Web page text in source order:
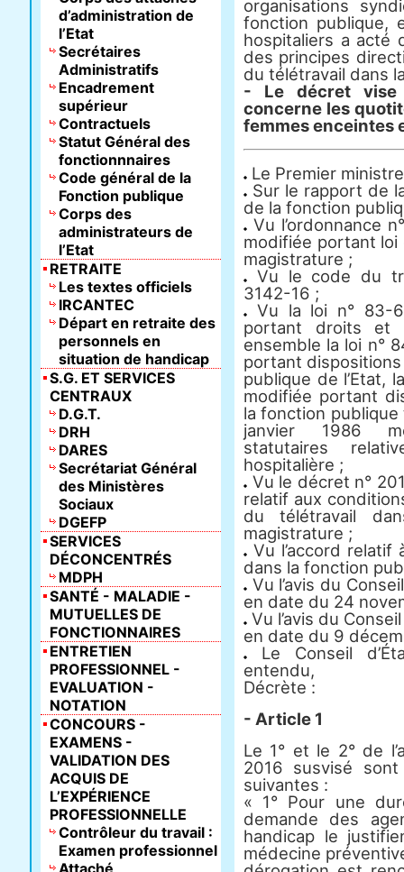
organisations
fonction publique,
hospitaliers a acté
des principes
du télétravail dans
- Le décret
concerne les
femmes enceintes
Le Premier
Sur le rapport de
de la fonction
Vu l’ordonnance
modifiée portant loi
magistrature ;
Vu le code du
3142-16 ;
Vu la loi n° 83-
portant droits et
ensemble la loi n°
portant
publique de l’Etat,
modifiée portant
la fonction
janvier 1986
statutaires
hospitalière ;
Vu le décret n°
relatif aux
du télétravail
magistrature ;
Vu l’accord
dans la fonction
Vu l’avis du
en date du 24
Vu l’avis du
en date du 9
Le Conseil
entendu,
Décrète :
- Article 1
Le 1° et le 2° de
2016 susvisé
suivantes :
« 1° Pour une
demande des
handicap le
médecine
d’administration de
l’Etat
Secrétaires
Administratifs
Encadrement
supérieur
Contractuels
Statut Général des
fonctionnnaires
Code général de la
Fonction publique
Corps des
administrateurs de
l’Etat
RETRAITE
Les textes officiels
IRCANTEC
Départ en retraite des
personnels en
situation de handicap
S.G. ET SERVICES
CENTRAUX
D.G.T.
DRH
DARES
Secrétariat Général
des Ministères
Sociaux
DGEFP
SERVICES
DÉCONCENTRÉS
MDPH
SANTÉ - MALADIE -
MUTUELLES DE
FONCTIONNAIRES
ENTRETIEN
PROFESSIONNEL -
EVALUATION -
NOTATION
CONCOURS -
EXAMENS -
VALIDATION DES
ACQUIS DE
L’EXPÉRIENCE
PROFESSIONNELLE
Contrôleur du travail :
Examen professionnel
Attaché